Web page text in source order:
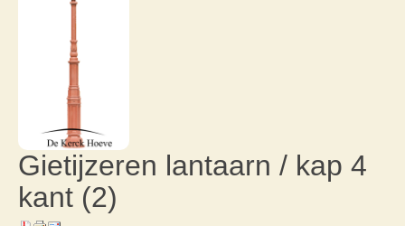
Gietijzeren lantaarn / kap 4
kant (2)